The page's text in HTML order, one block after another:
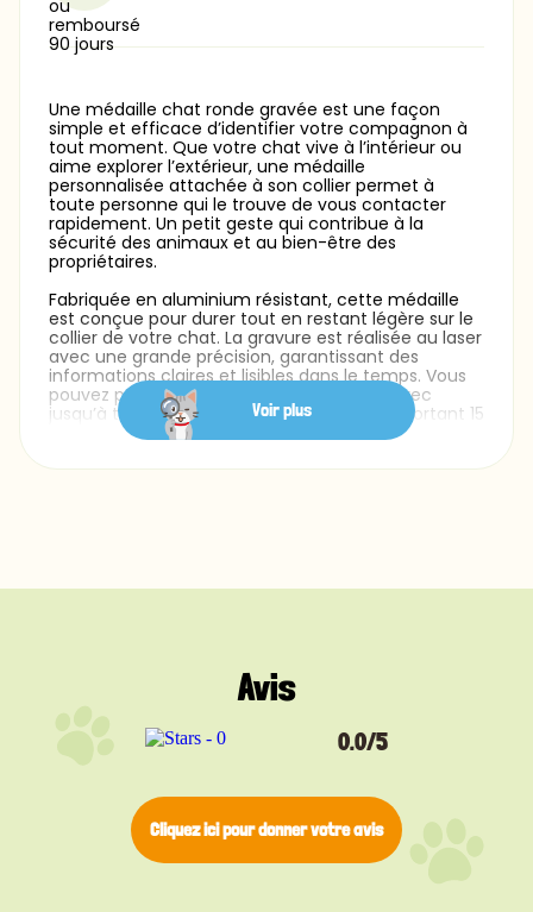
Une médaille chat ronde gravée est une façon
simple et efficace d’identifier votre compagnon à
tout moment. Que votre chat vive à l’intérieur ou
aime explorer l’extérieur, une médaille
personnalisée attachée à son collier permet à
toute personne qui le trouve de vous contacter
rapidement. Un petit geste qui contribue à la
sécurité des animaux et au bien-être des
propriétaires.
Fabriquée en aluminium résistant, cette médaille
est conçue pour durer tout en restant légère sur le
collier de votre chat. La gravure est réalisée au laser
avec une grande précision, garantissant des
informations claires et lisibles dans le temps. Vous
pouvez personnaliser le recto et le verso avec
jusqu’à trois lignes de texte, chacune comportant 15
caractères maximum. Plusieurs styles de police
de votre chat — sobre, élégante ou plus ludique.
une attache facile et sécurisée au collier de votre
identification claire qui correspond à la personnalité
de votre chat. Un accessoire discret mais essentiel
pour sa sécurité.
Voir plus
Avis
0.0/5
Cliquez ici pour donner votre avis